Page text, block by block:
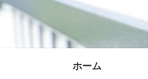
ホーム